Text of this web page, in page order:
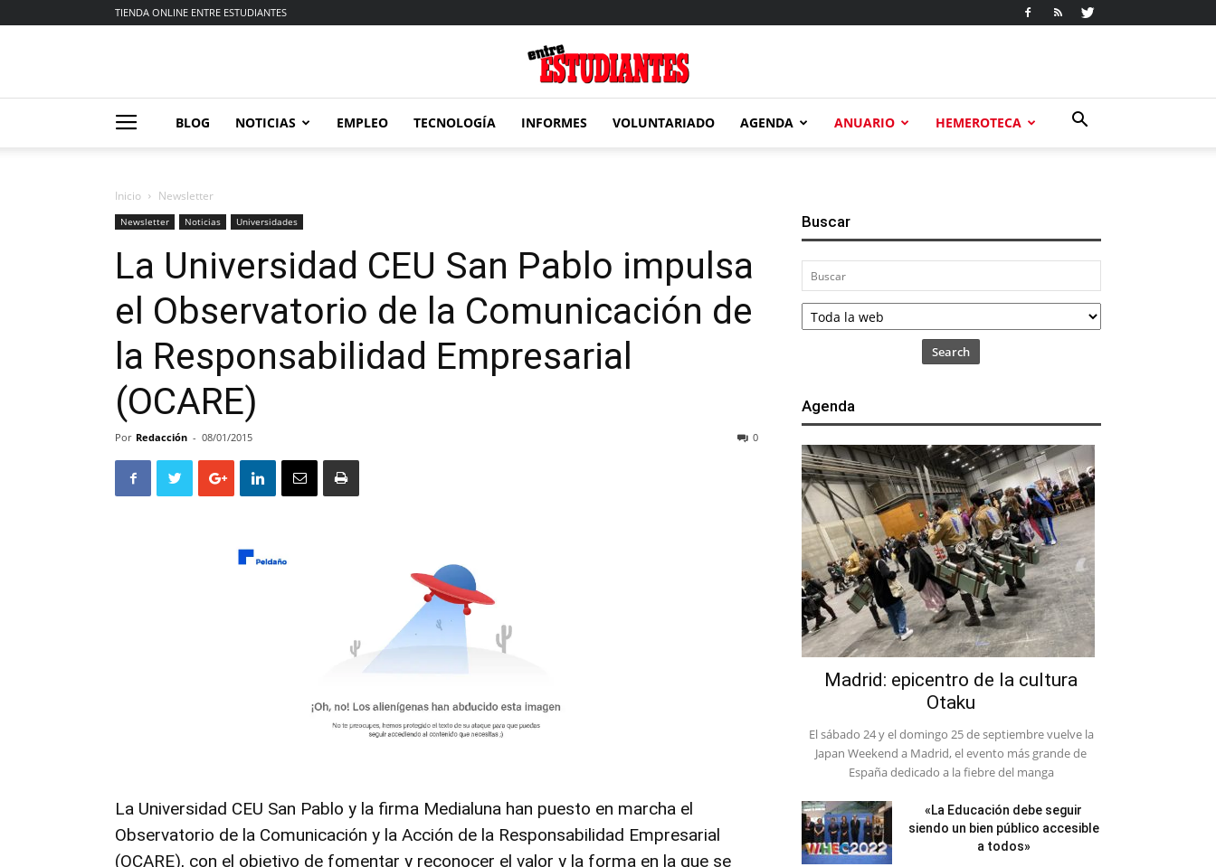
TIENDA ONLINE ENTRE ESTUDIANTES
Estudiantes
BLOG NOTICIAS EMPLEO TECNOLOGÍA INFORMES VOLUNTARIADO AGENDA ANUARIO HEMEROTECA
Inicio Newsletter
Newsletter Noticias Universidades
La Universidad CEU San Pablo impulsa
el Observatorio de la Comunicación de
la Responsabilidad Empresarial
(OCARE)
Por Redacción - 08/01/2015 0
La Universidad CEU San Pablo y la firma Medialuna han puesto en marcha el
Observatorio de la Comunicación y la Acción de la Responsabilidad Empresarial
(OCARE), con el objetivo de fomentar y reconocer el valor y la forma en la que se
Buscar
Search
Agenda
Madrid: epicentro de la cultura
Otaku
El sábado 24 y el domingo 25 de septiembre vuelve la
Japan Weekend a Madrid, el evento más grande de
España dedicado a la fiebre del manga
«La Educación debe seguir
siendo un bien público accesible
a todos»